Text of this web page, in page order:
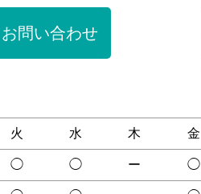
問い合わせ
火 水 木 金
◯ ◯ ー ◯